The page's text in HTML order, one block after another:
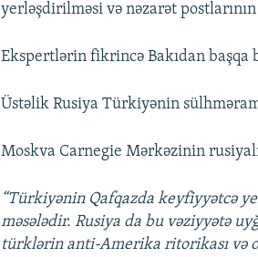
yerləşdirilməsi və nəzarət
Ekspertlərin fikrincə Bakıdan başqa
Üstəlik Rusiya Türkiyənin
Moskva Carnegie Mərkəzinin
“Türkiyənin Qafqazda keyfiyyətcə
məsələdir. Rusiya da bu vəziyyətə
türklərin anti-Amerika ritorikası və